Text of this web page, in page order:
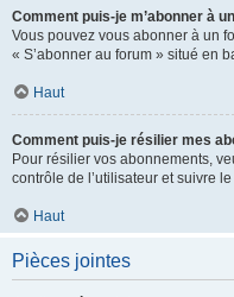
Comment puis-je m’abonner à
Vous pouvez vous abonner à un
« S’abonner au forum » situé en
Haut
Comment puis-je résilier mes
Pour résilier vos abonnements,
contrôle de l’utilisateur et suivre
Haut
Pièces jointes